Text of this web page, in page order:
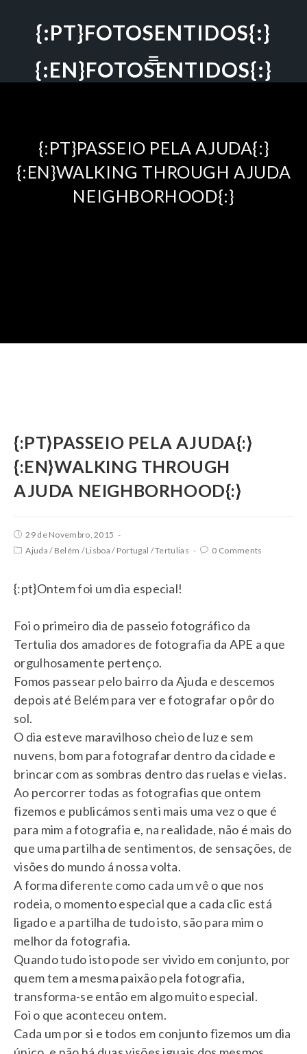
{:PT}FOTOSENTIDOS{:}
{:EN}FOTOSENTIDOS{:}
{:PT}PASSEIO PELA AJUDA{:}
{:EN}WALKING THROUGH AJUDA
NEIGHBORHOOD{:}
{:PT}PASSEIO PELA AJUDA{:}
{:EN}WALKING THROUGH
AJUDA NEIGHBORHOOD{:}
29 de Novembro, 2015
Ajuda / Belém /Lisboa / Portugal /Tertulias 0 Comments
{:pt}Ontem foi um dia especial!
Foi o primeiro dia de passeio fotográfico da
Tertulia dos amadores de fotografia da APE a que
orgulhosamente pertenço.
Fomos passear pelo bairro da Ajuda e descemos
depois até Belém para ver e fotografar o pôr do
sol.
O dia esteve maravilhoso cheio de luz e sem
nuvens, bom para fotografar dentro da cidade e
brincar com as sombras dentro das ruelas e vielas.
Ao percorrer todas as fotografias que ontem
fizemos e publicámos senti mais uma vez o que é
para mim a fotografia e, na realidade, não é mais do
que uma partilha de sentimentos, de sensações, de
visões do mundo á nossa volta.
A forma diferente como cada um vê o que nos
rodeia, o momento especial que a cada clic está
ligado e a partilha de tudo isto, são para mim o
melhor da fotografia.
Quando tudo isto pode ser vivido em conjunto, por
quem tem a mesma paixão pela fotografia,
transforma-se então em algo muito especial.
Foi o que aconteceu ontem.
Cada um por si e todos em conjunto fizemos um dia